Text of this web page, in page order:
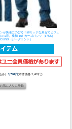
が快適にのびる！綿リッチな風合でビジュ
1着。 桑和 168 カーゴパンツ［17SS］
（ジーグランド）
み） 3,740円(本体価格:3,400円)